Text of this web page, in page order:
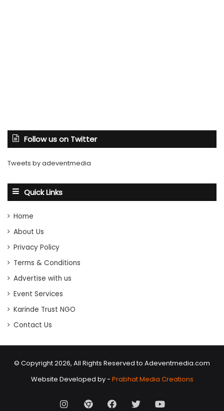
Follow us on Twitter
Tweets by adeventmedia
Quick Links
Home
About Us
Privacy Policy
Terms & Conditions
Advertise with us
Event Services
Karinde Trust NGO
Contact Us
© Copyright 2026, All Rights Reserved to Adeventmedia.com
Website Developed by - Prabhat Media Creations
Instagram
AD Facebook
X Youtube